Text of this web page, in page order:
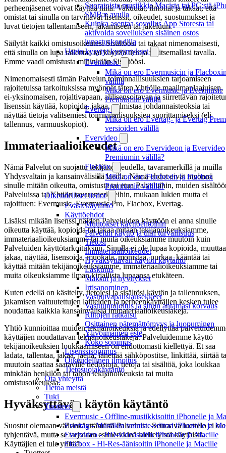
Suoratoista musiikkia Macista tai PC:stä
SMB:n avulla
Kuinka asentaa sovellus App Storesta tai
aktivoida sovelluksen sisäinen ostos
lunastuskoodilla
Usein kysytyt kysymykset
Evermusic
Mikä on ero Evermusicin ja
välillä
Mikä on ero Evermusic ja Evermusic
Premiumin välillä
Evertag
Mikä on ero Evertag- ja Evertag
versioiden välillä
Evervideo
Mikä on ero Evervideon ja Evervideo
Premiumin välillä?
Flacbox
Mikä on ero Flacboxin ja Flacbox
Premiumin välillä?
Oikeudelliset tiedot
Evästekäytäntö
Käyttöehdot
Muutokset käyttöehtoihin
Palvelun käyttö ja tilin turvallisuus
Tietosi
Immateriaalioikeudet
Hyväksyttävän käytön käytäntö
Laskutus
Maksut ja hyvitykset
Irtisanominen
Vastuuvapauslausekkeet
Vastuunrajoitus ja sinun antamasi korvaus
Riitojen ratkaisu
Osittainen pätemättömyys ja luopuminen
Ylivoimainen este
Koko sopimus
Lisenssisopimus
Oikeudellinen ilmoitus
Tietosuojakäytäntö
Ota yhteyttä
Tietoa meistä
Tuki
Tuotteet
Evermusic - Offline-musiikkisoitin iPhonelle ja
Evertag - Musiikin tunniste-editori iPhonelle ja
Evervideo - HD-videosoitin iPhonelle ja Macille
Flacbox - Hi-Res-äänisoitin iPhonelle ja Macille
perheenjäsenet voivat käyttää niitä. Vakuutat, ilmoitat ja takaat, että
omistat tai sinulla on tarvittavat lisenssit, oikeudet, suostumukset ja
luvat tietojen tallentamiseen, jakamiseen tai jakeluun.
Säilytät kaikki omistusoikeutesi Sisältöösi tai takaat nimenomaisesti,
että sinulla on lupa tallentaa tai käyttää tietoja valitsemallasi tavalla.
Emme vaadi omistusta mihinkään Sisältöösi.
Nimenomaisesti tämän Palvelun toiminnallisuuksien tarjoamiseen
rajoitetuissa tarkoituksissa myönnät täten Yhtiölle maailmanlaajuisen,
ei-yksinomaisen, rojaltivapaan, alilisensoitavan ja siirrettävän
lisenssin käyttää, kopioida, jakaa, valmistaa johdannaisteoksia tai
näyttää tietoja valitsemiesi toiminnallisuuksien suorittamiseksi (eli
tallennus, varmuuskopiot).
Immateriaalioikeudet
Nämä Palvelut on suojattu tekijänoikeudella, tavaramerkillä ja muilla
Yhdysvaltain ja kansainvälisillä laeilla. Nämä ehdot eivät myönnä
sinulle mitään oikeutta, omistusta tai etua Palveluihin, muiden
Palveluissa tai Yhtiön tavaramerkkeihin, mukaan lukien mutta ei
rajoittuen: Evermusic, Evermusic Pro, Flacbox, Evertag.
Lisäksi mikään lisenssi näiden Palveluiden käyttöön ei anna sinulle
oikeutta käyttää, kopioida tai jakaa mitään tekijänoikeuksiamme,
immateriaalioikeuksiamme tai muita oikeuksiamme muutoin kuin
Palveluiden käyttötarkoituksiin. Sinulla ei ole lupaa kopioida,
jakaa, näyttää, lisensoida, muokata, monistaa, purkaa, kääntää tai
käyttää mitään tekijänoikeuksiamme, immateriaalioikeuksiamme tai
muita oikeuksiamme ilman kirjallista lupaansa etukäteen.
Kuten edellä on käsitelty, tietojesi ja sisältösi käytön ja tallennuksen,
jakamisen valtuutettujen laitteiden ja perheenkäyttäjien kesken tulee
noudattaa kaikkia kansainvälisiä immateriaalioikeuslakeja.
Yhtiö kunnioittaa muiden tekijänoikeuksia ja edellyttää
käyttäjien noudattavan tekijänoikeuslakeja. Palveluidemme käyttö
tekijänoikeuksien loukkaamiseen on ehdottomasti kiellettyä. Et saa
ladata, tallentaa, jakaa, jaella, lähettää sähköpostitse, linkittää, siirtää
muutoin saattaa saataville tiedostoja, tietoja tai sisältöä, joka loukkaa
minkään henkilön tai tahon tekijänoikeuksia tai muita
omistusoikeuksia.
Hyväksyttävän käytön käytäntö
Suostut olemaan väärinkäyttämättä Palveluita. Seuraava luettelo ei ole
tyhjentävä, mutta se tarjotaan esimerkkinä kielletyistä käytöistä.
Käyttäjien ei tule yrittää: